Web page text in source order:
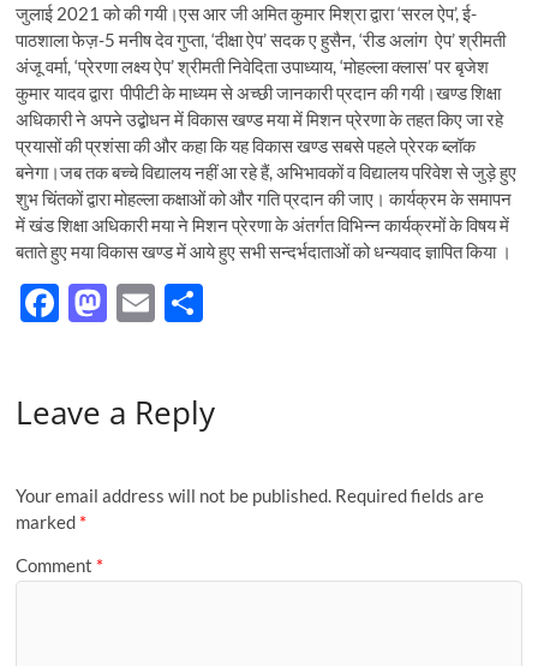
जुलाई 2021 को की गयी।एस आर जी अमित कुमार मिश्रा द्वारा ‘सरल ऐप’, ई-
पाठशाला फेज़-5 मनीष देव गुप्ता, ‘दीक्षा ऐप’ सदक ए हुसैन, ‘रीड अलांग ऐप’ श्रीमती
अंजू वर्मा, ‘प्रेरणा लक्ष्य ऐप’ श्रीमती निवेदिता उपाध्याय, ‘मोहल्ला क्लास’ पर बृजेश
कुमार यादव द्वारा पीपीटी के माध्यम से अच्छी जानकारी प्रदान की गयी।खण्ड शिक्षा
अधिकारी ने अपने उद्बोधन में विकास खण्ड मया में मिशन प्रेरणा के तहत किए जा रहे
प्रयासों की प्रशंसा की और कहा कि यह विकास खण्ड सबसे पहले प्रेरक ब्लॉक
बनेगा।जब तक बच्चे विद्यालय नहीं आ रहे हैं, अभिभावकों व विद्यालय परिवेश से जुड़े हुए
शुभ चिंतकों द्वारा मोहल्ला कक्षाओं को और गति प्रदान की जाए। कार्यक्रम के समापन
में खंड शिक्षा अधिकारी मया ने मिशन प्रेरणा के अंतर्गत विभिन्न कार्यक्रमों के विषय में
बताते हुए मया विकास खण्ड में आये हुए सभी सन्दर्भदाताओं को धन्यवाद ज्ञापित किया ।
F
b
o
k
M
d
n
E
e
Leave a Reply
Your email address will not be published. Required fields are
marked *
Comment *